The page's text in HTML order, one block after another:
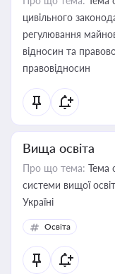
цивільного
регулювання
відносин та
правовідносин
Вища освіта
Про що тема: Тема
системи вищої
Україні
Освіта